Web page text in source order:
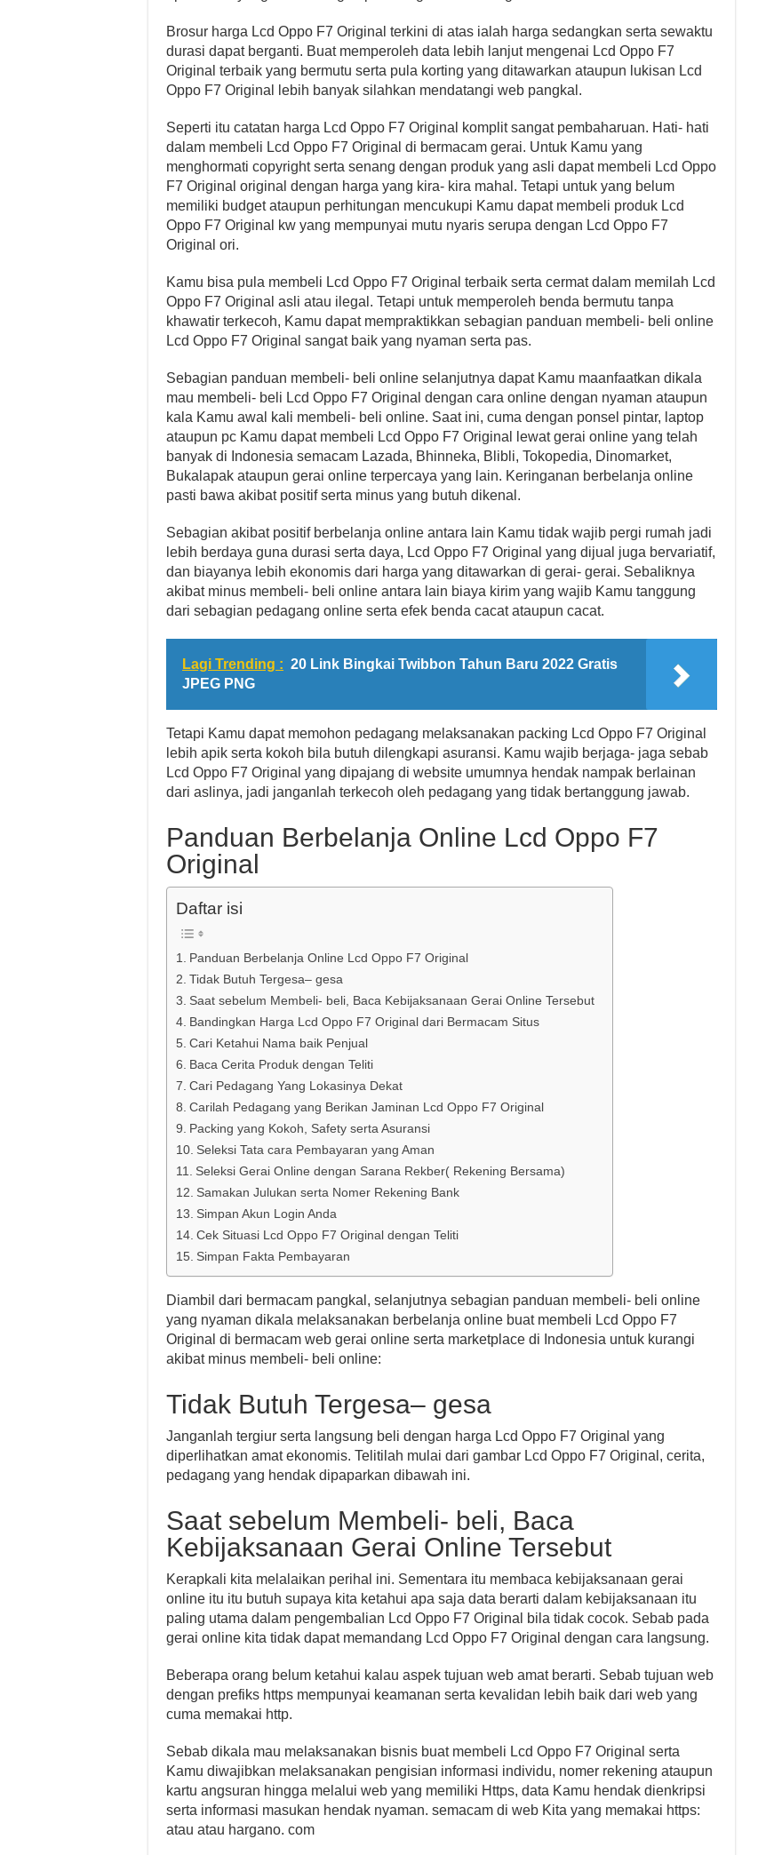
Brosur harga Lcd Oppo F7 Original terkini di atas ialah harga sedangkan serta sewaktu
durasi dapat berganti. Buat memperoleh data lebih lanjut mengenai Lcd Oppo F7
Original terbaik yang bermutu serta pula korting yang ditawarkan ataupun lukisan Lcd
Oppo F7 Original lebih banyak silahkan mendatangi web pangkal.
Seperti itu catatan harga Lcd Oppo F7 Original komplit sangat pembaharuan. Hati- hati
dalam membeli Lcd Oppo F7 Original di bermacam gerai. Untuk Kamu yang
menghormati copyright serta senang dengan produk yang asli dapat membeli Lcd Oppo
F7 Original original dengan harga yang kira- kira mahal. Tetapi untuk yang belum
memiliki budget ataupun perhitungan mencukupi Kamu dapat membeli produk Lcd
Oppo F7 Original kw yang mempunyai mutu nyaris serupa dengan Lcd Oppo F7
Original ori.
Kamu bisa pula membeli Lcd Oppo F7 Original terbaik serta cermat dalam memilah Lcd
Oppo F7 Original asli atau ilegal. Tetapi untuk memperoleh benda bermutu tanpa
khawatir terkecoh, Kamu dapat mempraktikkan sebagian panduan membeli- beli online
Lcd Oppo F7 Original sangat baik yang nyaman serta pas.
Sebagian panduan membeli- beli online selanjutnya dapat Kamu maanfaatkan dikala
mau membeli- beli Lcd Oppo F7 Original dengan cara online dengan nyaman ataupun
kala Kamu awal kali membeli- beli online. Saat ini, cuma dengan ponsel pintar, laptop
ataupun pc Kamu dapat membeli Lcd Oppo F7 Original lewat gerai online yang telah
banyak di Indonesia semacam Lazada, Bhinneka, Blibli, Tokopedia, Dinomarket,
Bukalapak ataupun gerai online terpercaya yang lain. Keringanan berbelanja online
pasti bawa akibat positif serta minus yang butuh dikenal.
Sebagian akibat positif berbelanja online antara lain Kamu tidak wajib pergi rumah jadi
lebih berdaya guna durasi serta daya, Lcd Oppo F7 Original yang dijual juga bervariatif,
dan biayanya lebih ekonomis dari harga yang ditawarkan di gerai- gerai. Sebaliknya
akibat minus membeli- beli online antara lain biaya kirim yang wajib Kamu tanggung
dari sebagian pedagang online serta efek benda cacat ataupun cacat.
Lagi Trending : 20 Link Bingkai Twibbon Tahun Baru 2022 Gratis
JPEG PNG
Tetapi Kamu dapat memohon pedagang melaksanakan packing Lcd Oppo F7 Original
lebih apik serta kokoh bila butuh dilengkapi asuransi. Kamu wajib berjaga- jaga sebab
Lcd Oppo F7 Original yang dipajang di website umumnya hendak nampak berlainan
dari aslinya, jadi janganlah terkecoh oleh pedagang yang tidak bertanggung jawab.
Panduan Berbelanja Online Lcd Oppo F7
Original
Daftar isi
Panduan Berbelanja Online Lcd Oppo F7 Original
Tidak Butuh Tergesa– gesa
Saat sebelum Membeli- beli, Baca Kebijaksanaan Gerai Online Tersebut
Bandingkan Harga Lcd Oppo F7 Original dari Bermacam Situs
Cari Ketahui Nama baik Penjual
Baca Cerita Produk dengan Teliti
Cari Pedagang Yang Lokasinya Dekat
Carilah Pedagang yang Berikan Jaminan Lcd Oppo F7 Original
Packing yang Kokoh, Safety serta Asuransi
Seleksi Tata cara Pembayaran yang Aman
Seleksi Gerai Online dengan Sarana Rekber( Rekening Bersama)
Samakan Julukan serta Nomer Rekening Bank
Simpan Akun Login Anda
Cek Situasi Lcd Oppo F7 Original dengan Teliti
Simpan Fakta Pembayaran
Diambil dari bermacam pangkal, selanjutnya sebagian panduan membeli- beli online
yang nyaman dikala melaksanakan berbelanja online buat membeli Lcd Oppo F7
Original di bermacam web gerai online serta marketplace di Indonesia untuk kurangi
akibat minus membeli- beli online:
Tidak Butuh Tergesa– gesa
Janganlah tergiur serta langsung beli dengan harga Lcd Oppo F7 Original yang
diperlihatkan amat ekonomis. Telitilah mulai dari gambar Lcd Oppo F7 Original, cerita,
pedagang yang hendak dipaparkan dibawah ini.
Saat sebelum Membeli- beli, Baca
Kebijaksanaan Gerai Online Tersebut
Kerapkali kita melalaikan perihal ini. Sementara itu membaca kebijaksanaan gerai
online itu itu butuh supaya kita ketahui apa saja data berarti dalam kebijaksanaan itu
paling utama dalam pengembalian Lcd Oppo F7 Original bila tidak cocok. Sebab pada
gerai online kita tidak dapat memandang Lcd Oppo F7 Original dengan cara langsung.
Beberapa orang belum ketahui kalau aspek tujuan web amat berarti. Sebab tujuan web
dengan prefiks https mempunyai keamanan serta kevalidan lebih baik dari web yang
cuma memakai http.
Sebab dikala mau melaksanakan bisnis buat membeli Lcd Oppo F7 Original serta
Kamu diwajibkan melaksanakan pengisian informasi individu, nomer rekening ataupun
kartu angsuran hingga melalui web yang memiliki Https, data Kamu hendak dienkripsi
serta informasi masukan hendak nyaman. semacam di web Kita yang memakai https:
atau atau hargano. com